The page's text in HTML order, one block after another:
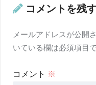
コメントを残
メールアドレスが公開
いている欄は必須項目
コメント ※